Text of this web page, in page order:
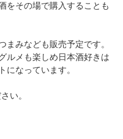
をその場で購入することも
まみなども販売予定です。
ルメも楽しめ日本酒好きは
になっています。
い。